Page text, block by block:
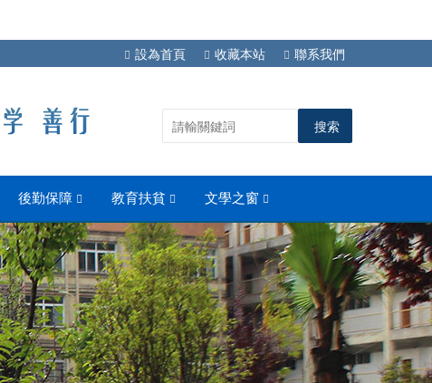
設為首頁 收藏本站 聯系我們
後勤保障 教育扶貧 文學之窗